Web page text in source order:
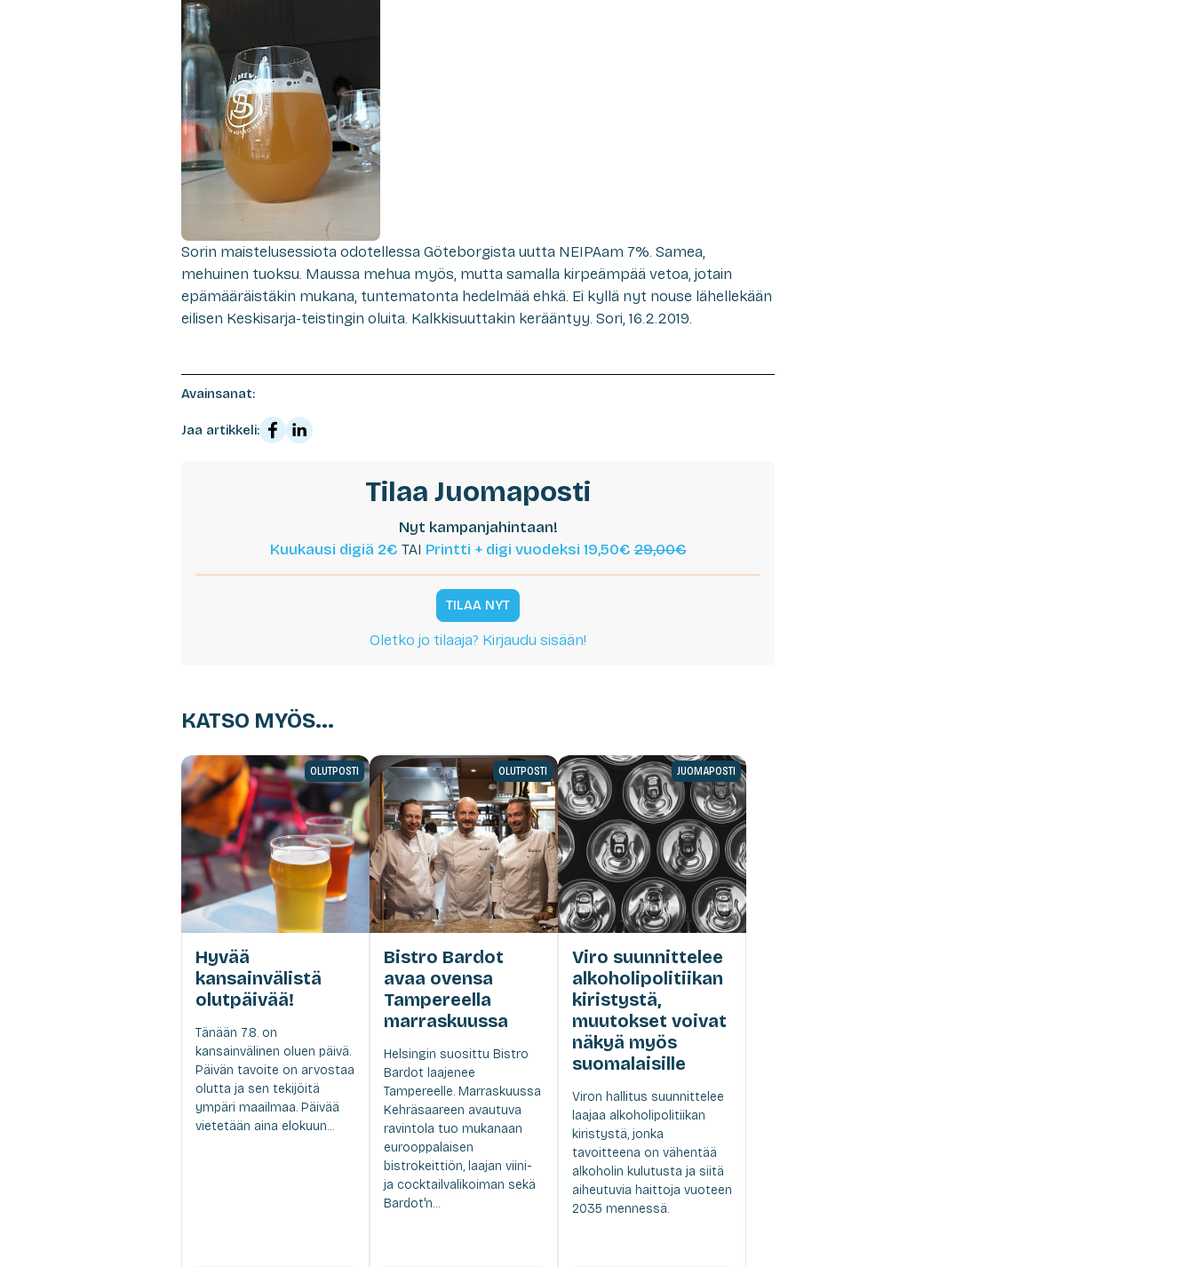
Sorin maistelusessiota odotellessa Göteborgista uutta NEIPAam 7%. Samea,
mehuinen tuoksu. Maussa mehua myös, mutta samalla kirpeämpää vetoa, jotain
epämääräistäkin mukana, tuntematonta hedelmää ehkä. Ei kyllä nyt nouse lähellekään
eilisen Keskisarja-teistingin oluita. Kalkkisuuttakin kerääntyy. Sori, 16.2.2019.
Avainsanat:
Jaa artikkeli:
Tilaa Juomaposti
Nyt kampanjahintaan!
Kuukausi digiä 2€ TAI Printti + digi vuodeksi 19,50€29,00€
TILAA NYT
Oletko jo tilaaja? Kirjaudu sisään!
KATSO MYÖS...
OLUTPOSTI
Hyvää
kansainvälistä
olutpäivää!
Tänään 7.8. on
kansainvälinen oluen päivä.
Päivän tavoite on arvostaa
olutta ja sen tekijöitä
ympäri maailmaa. Päivää
vietetään aina elokuun...
OLUTPOSTI
Bistro Bardot
avaa ovensa
Tampereella
marraskuussa
Helsingin suosittu Bistro
Bardot laajenee
Tampereelle. Marraskuussa
Kehräsaareen avautuva
ravintola tuo mukanaan
eurooppalaisen
bistrokeittiön, laajan viini-
ja cocktailvalikoiman sekä
Bardot'n...
JUOMAPOSTI
Viro suunnittelee
alkoholipolitiikan
kiristystä,
muutokset voivat
näkyä myös
suomalaisille
Viron hallitus suunnittelee
laajaa alkoholipolitiikan
kiristystä, jonka
tavoitteena on vähentää
alkoholin kulutusta ja siitä
aiheutuvia haittoja vuoteen
2035 mennessä.